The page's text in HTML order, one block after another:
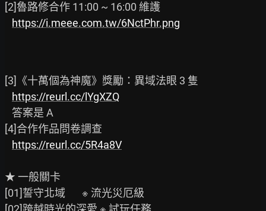
[2]魯路修合作 11:00 ~ 16:00 維護
https://i.meee.com.tw/6NctPhr.png
[3]《十萬個為神魔》獎勵：異域法眼 3 隻
https://reurl.cc/lYgXZQ
[4]合作作品問卷調查
https://reurl.cc/5R4a8V
★ 一般關卡
[01]誓守北域       ※ 流光災厄級